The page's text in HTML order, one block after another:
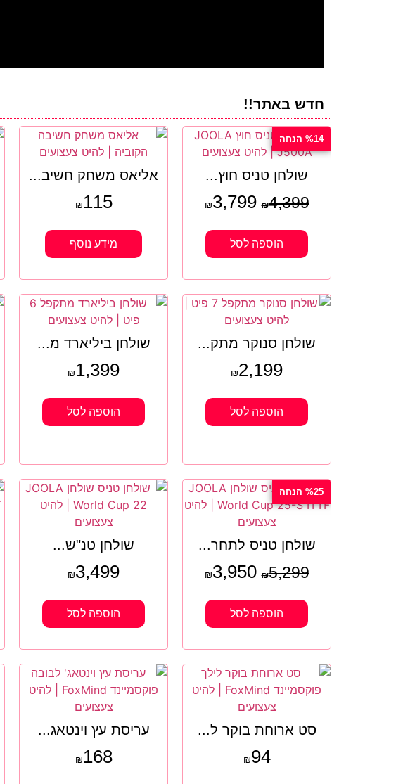
חדש באתר!!
%14 הנחה
שולחן טניס חוץ...
₪4,399
₪3,799
הוספה לסל
אליאס משחק חשיב...
₪ 115
מידע נוסף
שולחן סנוקר מתק...
₪2,199
הוספה לסל
שולחן ביליארד מ...
₪ 1,399
הוספה לסל
%25 הנחה
שולחן טניס לתחר...
₪5,299
₪3,950
הוספה לסל
שולחן טנ"ש...
₪3,499
הוספה לסל
סט ארוחת בוקר ל...
₪94
עריסת עץ וינטאג...
₪ 168